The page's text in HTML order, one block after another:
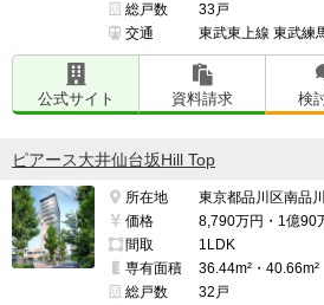
総戸数
33戸
交通
東武東上線 東武練
公式サイト 資料請求 検
ピアース大井仙台坂Hill Top
所在地
東京都品川区南品
価格
8,790万円・1億90
間取
1LDK
専有面積
36.44m²・40.66m²
総戸数
32戸